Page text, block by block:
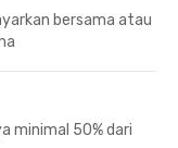
bersama atau
minimal 50% dari